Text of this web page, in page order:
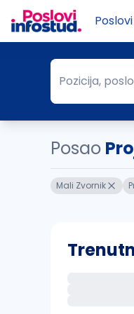
Poslovi
Pozicija,
Pozicija,
Posao
Mali Zvornik